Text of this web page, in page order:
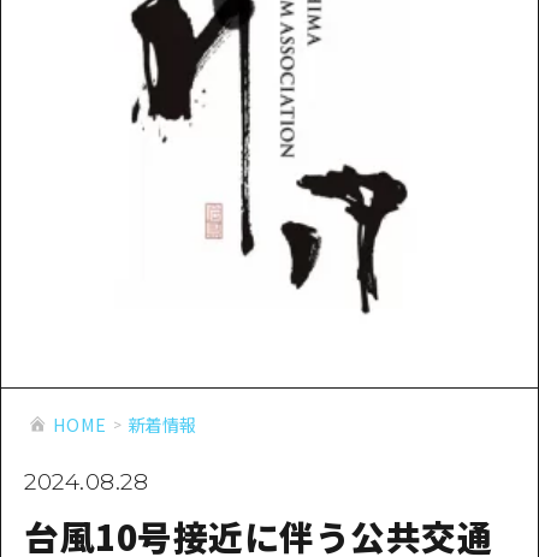
おすすめ
アート
イベント・祭り
グルメ・酒
サイクリング
ショッピング
歴史・文化
モデルコース一覧
Dive! Hiroshima 公式ガイド
広島もしもトラベル
あたらしい非日常
広島市周辺
芸北
山口県東部
スポット・体験
スポット・体験一覧
広島市周辺
宮島周辺
島根県
イベント
お役立ち情報
二次交通まとめ
新着情報
お問い合わせ
事業者・学校関係者の皆さま
HOME 新着情報
2024.08.28
台風10号接近に伴う公共交通